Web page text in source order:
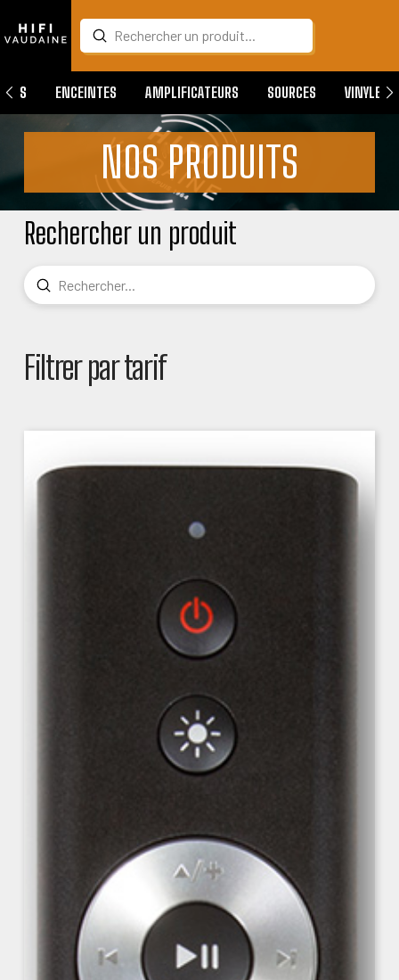
Search
Submit
ENCEINTES AMPLIFICATEURS SOURCES VINYLES
NOS PRODUITS
Rechercher un produit
Search
Submit
Filtrer par tarif